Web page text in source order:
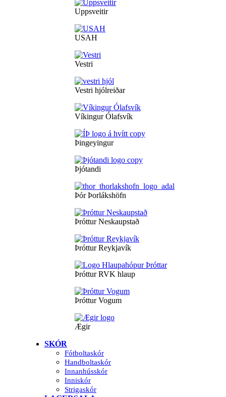
Uppsveitir
USAH
Vestri
Vestri hjólreiðar
Víkingur Ólafsvík
Þingeyingur
Þjótandi
Þór Þorlákshöfn
Þróttur Neskaupstað
Þróttur Reykjavík
Þróttur RVK hlaup
Þróttur Vogum
Ægir
SKÓR
Fótboltaskór
Handboltaskór
Innanhússkór
Inniskór
Strigaskór